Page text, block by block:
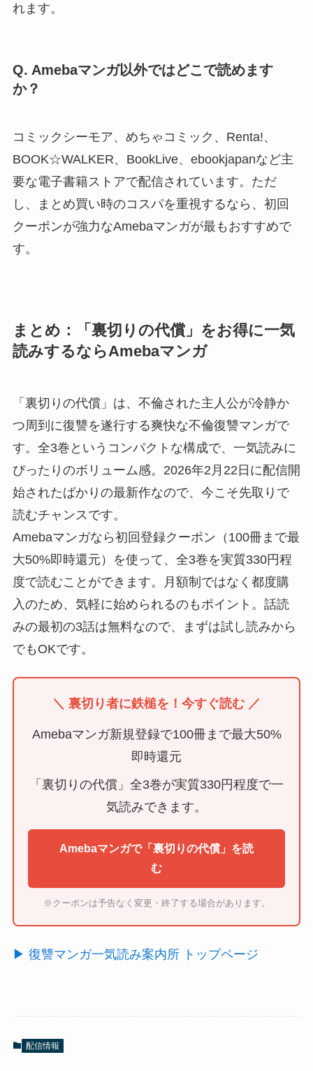
れます。
Q. Amebaマンガ以外ではどこで読めます
か？
コミックシーモア、めちゃコミック、Renta!、
BOOK☆WALKER、BookLive、ebookjapanなど主
要な電子書籍ストアで配信されています。ただ
し、まとめ買い時のコスパを重視するなら、初回
クーポンが強力なAmebaマンガが最もおすすめで
す。
まとめ：「裏切りの代償」をお得に一気
読みするならAmebaマンガ
「裏切りの代償」は、不倫された主人公が冷静か
つ周到に復讐を遂行する爽快な不倫復讐マンガで
す。全3巻というコンパクトな構成で、一気読みに
ぴったりのボリューム感。2026年2月22日に配信開
始されたばかりの最新作なので、今こそ先取りで
読むチャンスです。
Amebaマンガなら初回登録クーポン（100冊まで最
大50%即時還元）を使って、全3巻を実質330円程
度で読むことができます。月額制ではなく都度購
入のため、気軽に始められるのもポイント。話読
みの最初の3話は無料なので、まずは試し読みから
でもOKです。
＼ 裏切り者に鉄槌を！今すぐ読む ／
Amebaマンガ新規登録で100冊まで最大50%
即時還元
「裏切りの代償」全3巻が実質330円程度で一
気読みできます。
Amebaマンガで「裏切りの代償」を読
む
※クーポンは予告なく変更・終了する場合があります。
▶ 復讐マンガ一気読み案内所 トップページ
配信情報